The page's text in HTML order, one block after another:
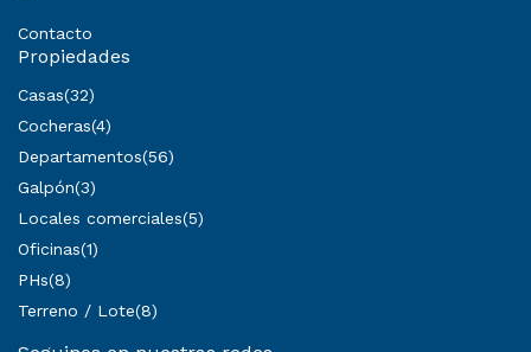
Contacto
Propiedades
Casas(32)
Cocheras(4)
Departamentos(56)
Galpón(3)
Locales comerciales(5)
Oficinas(1)
PHs(8)
Terreno / Lote(8)